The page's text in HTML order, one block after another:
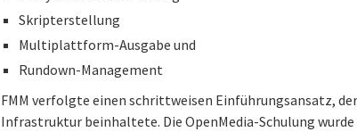
Skripterstellung
Multiplattform-Ausgabe und
Rundown-Management
FMM verfolgte einen schrittweisen Einführungsansatz,
Infrastruktur beinhaltete. Die OpenMedia-Schulung